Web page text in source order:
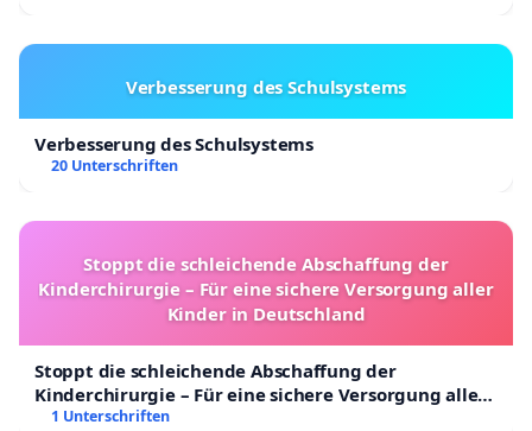
Verbesserung des Schulsystems
Verbesserung des Schulsystems
20 Unterschriften
Stoppt die schleichende Abschaffung der
Kinderchirurgie – Für eine sichere Versorgung aller
Kinder in Deutschland
Stoppt die schleichende Abschaffung der
Kinderchirurgie – Für eine sichere Versorgung aller
Kinder in Deutschland
1 Unterschriften